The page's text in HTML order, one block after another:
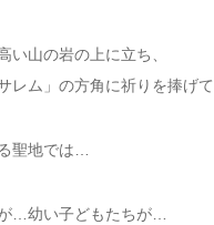
い山の岩の上に立ち、
レム」の方角に祈りを捧げて
聖地では…
…幼い子どもたちが…